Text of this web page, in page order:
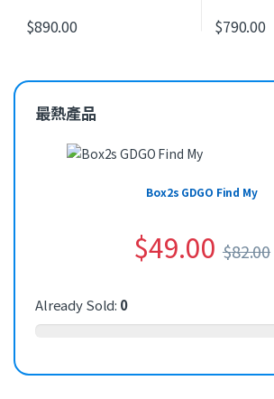
$890.00 $790.00
最熱產品
Box2s GDGO Find My
$49.00 $82.00
Already Sold: 0